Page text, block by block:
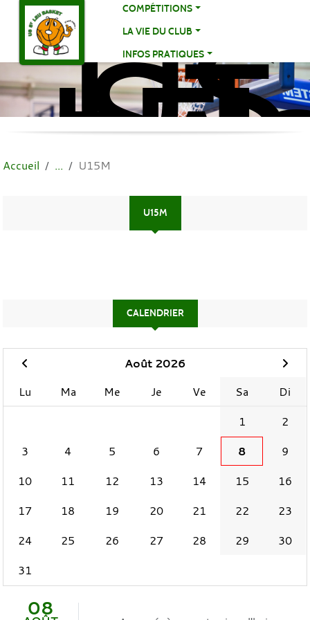
COMPÉTITIONS
LA VIE DU CLUB
INFOS PRATIQUES
US
ST
Accueil U15M
U15M
CALENDRIER
Août 2026
Lu
Ma Me Je Ve Sa
Di
1
2
3
4 5 6 7 8
9
10
11 12 13 14 15
16
17
18 19 20 21 22
23
24
25 26 27 28 29
30
31
08
Panneau de gestion des cookies